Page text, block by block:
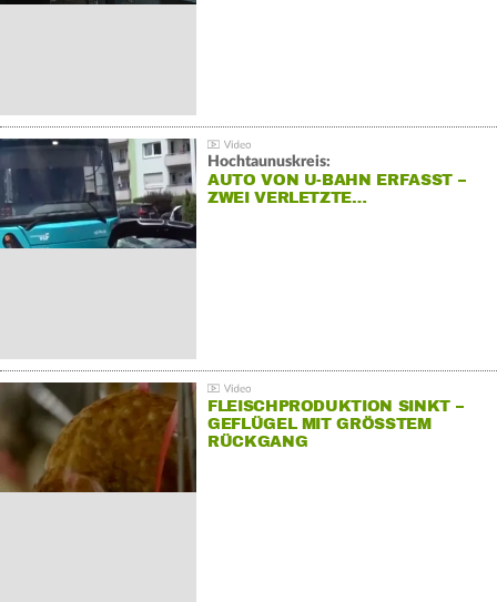
Hochtaunuskreis:
AUTO VON U-BAHN ERFASST –
ZWEI VERLETZTE…
FLEISCHPRODUKTION SINKT –
GEFLÜGEL MIT GRÖSSTEM R
ÜCKGANG